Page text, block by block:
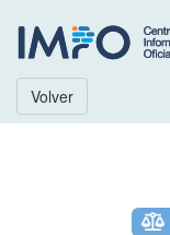
Volver